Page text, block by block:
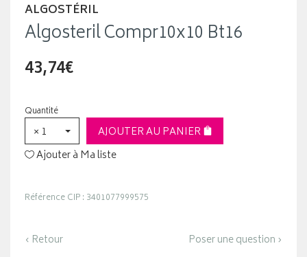
ALGOSTÉRIL
Algosteril Compr10x10 Bt16
43,74€
Quantité
× 1
AJOUTER AU PANIER
Ajouter à Ma liste
Référence CIP : 3401077999575
‹ Retour Poser une question ›